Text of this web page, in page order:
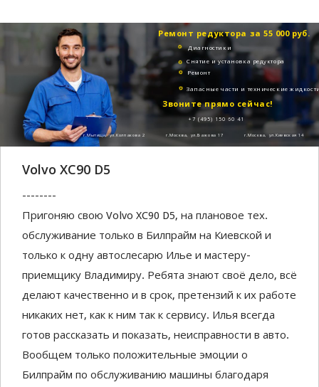
Ремонт редуктора за 55 000 руб.
Диагностики
Снятие и установка редуктора
Ремонт
Запасные части и технические
г.Москва, ул.Бажова 17
Звоните прямо сейчас!
+7 (495) 150 60 41
г.Мытищи, ул.Колпакова 2 г.Москва, ул.Киевская 14
Volvo XC90 D5
--------
Пригоняю свою Volvo XC90 D5, на плановое тех.
обслуживание только в Билпрайм на Киевской и
только к одну автослесарю Илье и мастеру-
приемщику Владимиру. Ребята знают своё дело, всё
делают качественно и в срок, претензий к их работе
никаких нет, как к ним так к сервису. Илья всегда
готов рассказать и показать, неисправности в авто.
Вообщем только положительные эмоции о
Билпрайм по обслуживанию машины благодаря